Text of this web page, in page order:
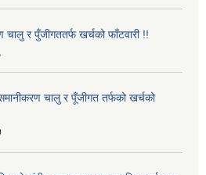
र पुँजीगततर्फ खर्चको फाँटवारी !!
चालु र पूँजीगत तर्फको खर्चको